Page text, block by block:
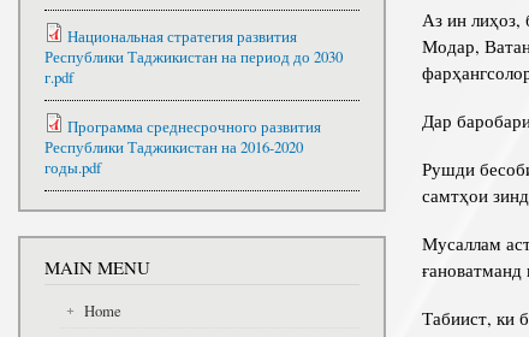
Аз ин лиҳоз,
Модар,
Дар
Рушди
самтҳои
Мусаллам
Табиист, ки
Национальная стратегия развития
Республики Таджикистан на период до 2030
г.pdf
Программа среднесрочного развития
Республики Таджикистан на 2016-2020
годы.pdf
MAIN MENU
Home